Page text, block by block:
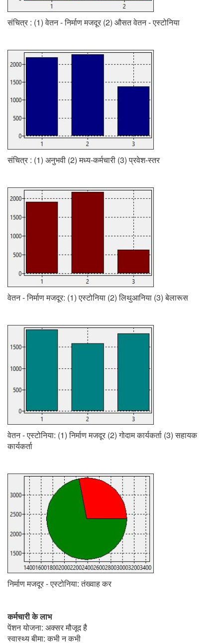
संचित्र : (1) वेतन - निर्माण मजदूर (2) औसत वेतन - एस्टोनिया
संचित्र : (1) अनुभवी (2) मध्य-कर्मचारी (3) प्रवेश-स्तर
वेतन - निर्माण मजदूर: (1) एस्टोनिया (2) लिथुआनिया (3) बेलारूस
वेतन - एस्टोनिया: (1) निर्माण मजदूर (2) गोदाम कार्यकर्ता (3) सहायक
कार्यकर्ता
निर्माण मजदूर - एस्टोनिया: तंख्वाह कर
कर्मचारी के लाभ
पेंशन योजना: अक्सर मौजूद है
स्वास्थ्य बीमा: कभी न कभी